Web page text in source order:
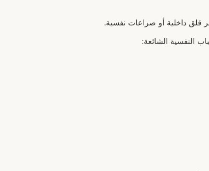
قلق داخلية أو صراعات نفسية.
النفسية الشائعة: